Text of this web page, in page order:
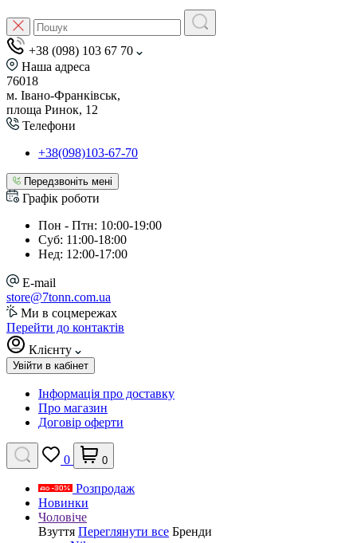
+38 (098) 103 67 70
Наша адреса
76018
м. Івано-Франківськ,
площа Ринок, 12
Телефони
+38(098)103-67-70
Передзвоніть мені
Графік роботи
Пон - Птн: 10:00-19:00
Суб: 11:00-18:00
Нед: 12:00-17:00
E-mail
store@7tonn.com.ua
Ми в соцмережах
Перейти до контактів
Клієнту
Увійти в кабінет
Інформація про доставку
Про магазин
Договір оферти
0 0
Розпродаж
Новинки
Чоловіче
Взуття Переглянути все Бренди